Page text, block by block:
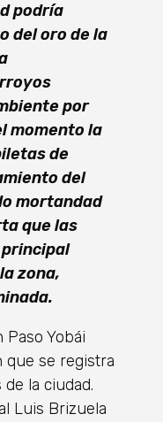
podría
del oro de la
por
momento la
de
del
mortandad
que las
zona,
Yobái
que se registra
la ciudad.
Luis Brizuela